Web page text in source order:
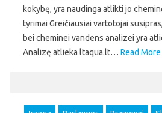
kokybę, yra naudinga atlikti jo
tyrimai Greičiausiai vartotojai
bei cheminei vandens analizei yra
Analizę atlieka ltaqua.lt… Read More